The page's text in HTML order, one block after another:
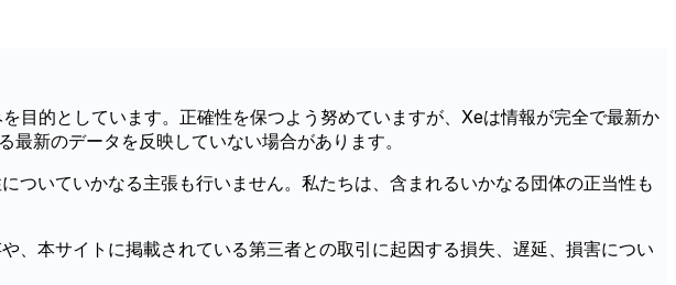
目的としています。正確性を保つよう努めていますが、Xeは情報が完全で最新か
新のデータを反映していない場合があります。
いていかなる主張も行いません。私たちは、含まれるいかなる団体の正当性も
、本サイトに掲載されている第三者との取引に起因する損失、遅延、損害につい